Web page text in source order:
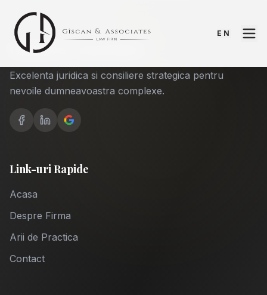
EN
Giscan & Associates
Excelenta juridica si consiliere strategica pentru
nevoile dumneavoastra complexe.
Link-uri Rapide
Acasa
Despre Firma
Arii de Practica
Contact